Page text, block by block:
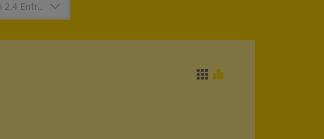
REVO Smart Cab Z Edition 2.4 Entry AT 719,000 บาท